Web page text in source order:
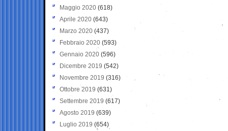
Maggio 2020 (618)
Aprile 2020 (643)
Marzo 2020 (437)
Febbraio 2020 (593)
Gennaio 2020 (596)
Dicembre 2019 (542)
Novembre 2019 (316)
Ottobre 2019 (631)
Settembre 2019 (617)
Agosto 2019 (639)
Luglio 2019 (654)